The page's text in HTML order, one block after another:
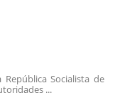
Socialista de
...